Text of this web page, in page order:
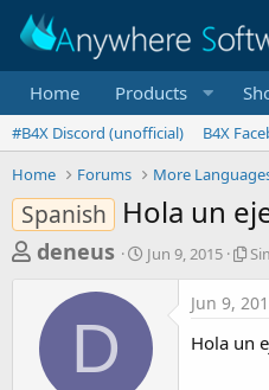
Home Products
#B4X Discord (unofficial) B4X
Home
Forums More
Spanish Hola un
T
e
a
deneus
S
t
t
d
a
Jun 9, 2015
S
i
a
D
Jun 9,
Hola un